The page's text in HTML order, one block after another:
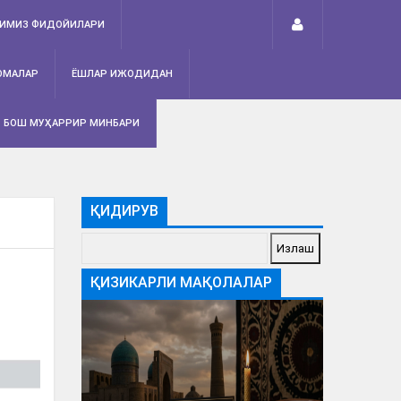
ФИДОЙИЛАРИ
ЁШЛАР ИЖОДИДАН
БОШ МУҲАРРИР МИНБАРИ
ҚИДИРУВ
ҚИЗИКАРЛИ МАҚОЛАЛАР